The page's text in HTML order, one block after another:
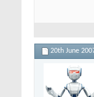
20th June